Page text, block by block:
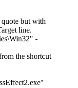
but with
line.
-
the shortcut